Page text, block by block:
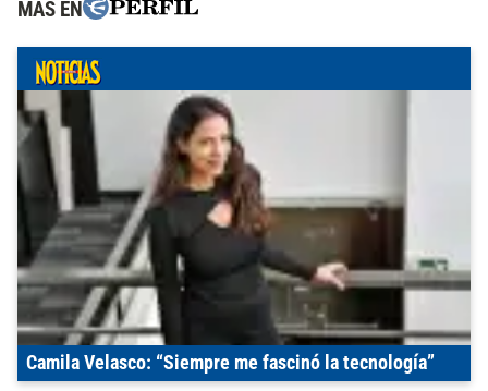
MÁS EN
Camila Velasco: “Siempre me fascinó la tecnología”